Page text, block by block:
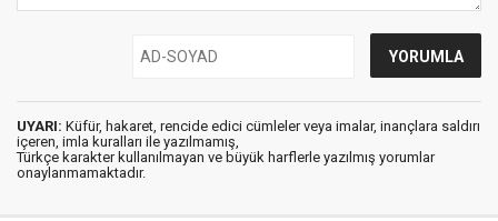
UYARI: Küfür, hakaret, rencide edici cümleler veya imalar, inançlara saldırı
içeren, imla kuralları ile yazılmamış,
Türkçe karakter kullanılmayan ve büyük harflerle yazılmış yorumlar
onaylanmamaktadır.